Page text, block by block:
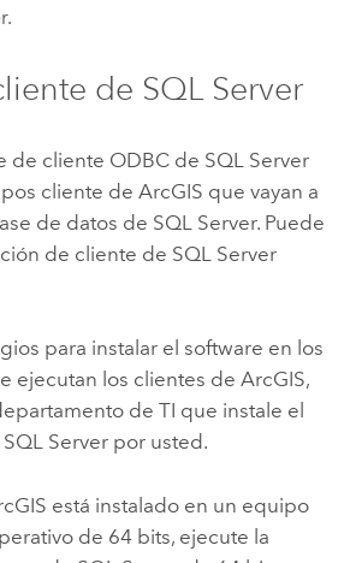
.
de SQL Server
de cliente ODBC de SQL Server
cliente de ArcGIS que vayan a
de datos de SQL Server. Puede
de cliente de SQL Server
para instalar el software en los
ejecutan los clientes de ArcGIS,
de TI que instale el
SQL Serverpor usted.
está instalado en un equipo
de 64 bits, ejecute la